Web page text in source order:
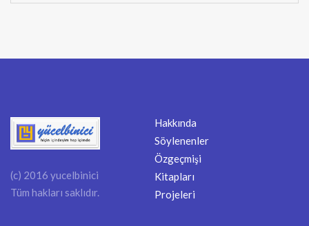
(c) 2016 yucelbinici
Tüm hakları saklıdır.
Hakkında
Söylenenler
Özgeçmişi
Kitapları
Projeleri